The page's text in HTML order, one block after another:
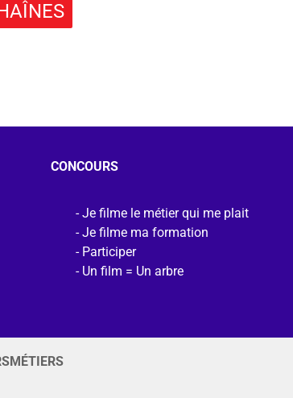
CONCOURS
Je filme le métier qui me plait
Je filme ma formation
Participer
Un film = Un arbre